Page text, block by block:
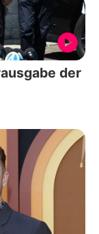
der